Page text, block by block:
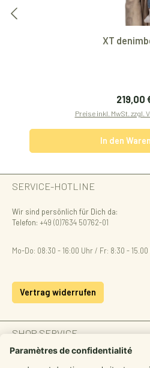
XT
219,00
Preise inkl. MwSt. zzgl.
In den
SERVICE-HOTLINE
Wir sind persönlich für Dich da:
Telefon: +49 (0)7634 50762-01
Mo-Do: 08:30 - 16:00 Uhr / Fr: 8:30 -
Vertrag widerrufen
SHOP SERVICE
INFORMATION